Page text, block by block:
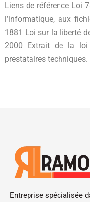
Liens de référence Loi
l’informatique, aux
1881 Loi sur la liberté
2000 Extrait de la loi
prestataires techniques.
Entreprise spécialisée